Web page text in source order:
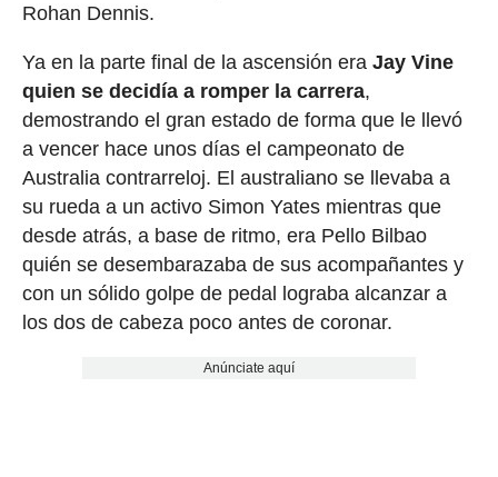
Rohan Dennis.
Ya en la parte final de la ascensión era Jay Vine
quien se decidía a romper la carrera,
demostrando el gran estado de forma que le llevó
a vencer hace unos días el campeonato de
Australia contrarreloj. El australiano se llevaba a
su rueda a un activo Simon Yates mientras que
desde atrás, a base de ritmo, era Pello Bilbao
quién se desembarazaba de sus acompañantes y
con un sólido golpe de pedal lograba alcanzar a
los dos de cabeza poco antes de coronar.
Anúnciate aquí